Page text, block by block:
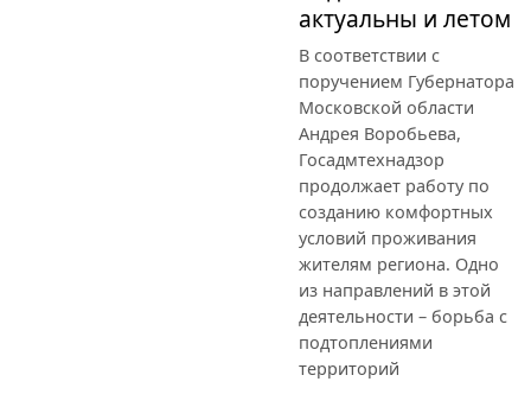
актуальны и летом
В соответствии с
поручением Губернатора
Московской области
Андрея Воробьева,
Госадмтехнадзор
продолжает работу по
созданию комфортных
условий проживания
жителям региона. Одно
из направлений в этой
деятельности – борьба с
подтоплениями
территорий